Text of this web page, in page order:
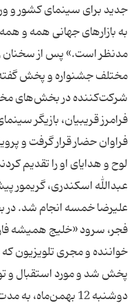
جدید برای سینمای كشور و
به بازارهای جهانی همه و
مدنظر است.» پس از سخنان
مختلف جشنواره و پخش
شركت‌كننده در بخش‌های
فرامرز قریبیان، بازیگر
فراوان حضار قرار گرفت و
لوح و هدایای او را تقدیم
عبدالله اسكندری، گریمور
علیرضا خمسه انجام شد. در
فجر، سرود «خلیج همیشه
خواننده و مجری تلویزیون
پخش شد و مورد استقبال و
دوشنبه 12